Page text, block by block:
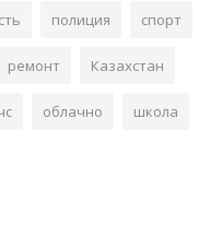
полиция спорт
ремонт Казахстан
облачно школа